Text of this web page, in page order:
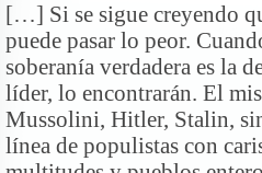
[…] Si se sigue creyendo
puede pasar lo peor.
soberanía verdadera es la
líder, lo encontrarán. El
Mussolini, Hitler, Stalin,
línea de populistas con